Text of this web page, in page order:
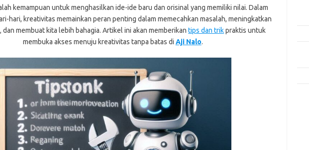
kemampuan untuk menghasilkan ide-ide baru dan orisinal yang memiliki nilai. Dalam
hari, kreativitas memainkan peran penting dalam memecahkan masalah, meningkatkan
dan membuat kita lebih bahagia. Artikel ini akan memberikantips dan trikpraktis untuk
membuka akses menuju kreativitas tanpa batas di Aji Nalo.